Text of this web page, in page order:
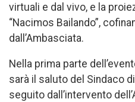
virtuali e dal vivo, e la
“Nacimos Bailando”,
dall’Ambasciata.
Nella prima parte
sarà il saluto del Sindaco
seguito dall’intervento